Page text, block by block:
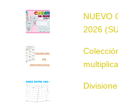
NUEVO
2026